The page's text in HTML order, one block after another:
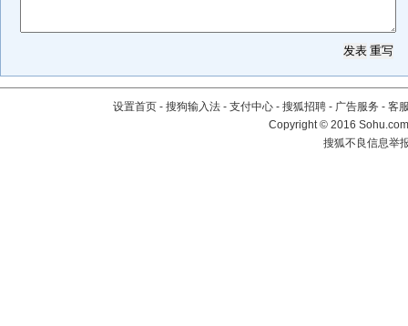
设置首页 - 搜狗输入法 - 支付中心 - 搜狐招聘 - 广告服务 - 客
Copyright©2016
搜狐不良信息举